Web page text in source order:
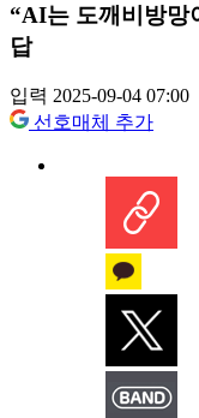
“AI는 도깨비방망
답
입력 2025-09-04 07:00
선호매체 추가